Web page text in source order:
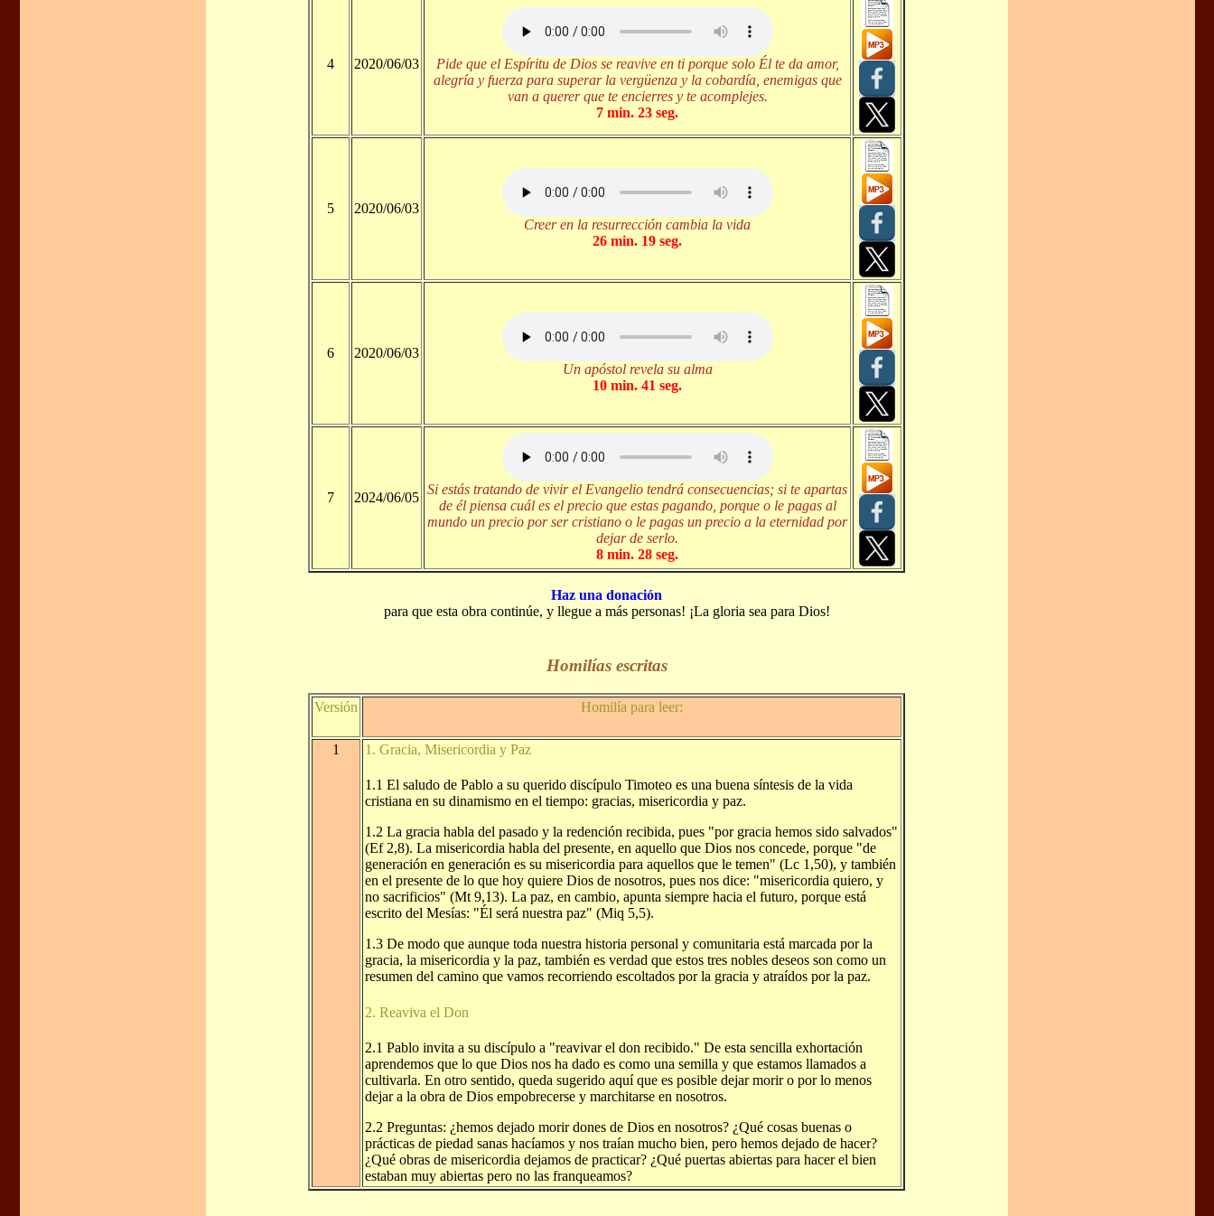
4 2020/06/03
Pide que el Espíritu de Dios se reavive en ti porque solo Él te da amor,
alegría y fuerza para superar la vergüenza y la cobardía, enemigas que
van a querer que te encierres y te acomplejes.
7 min. 23 seg.
5
2020/06/03
Creer en la resurrección cambia la vida
26 min. 19 seg.
6
2020/06/03
Un apóstol revela su alma
10 min. 41 seg.
7 2024/06/05
Si estás tratando de vivir el Evangelio tendrá consecuencias; si te apartas
de él piensa cuál es el precio que estas pagando, porque o le pagas al
mundo un precio por ser cristiano o le pagas un precio a la eternidad por
dejar de serlo.
8 min. 28 seg.
Haz una donación
para que esta obra continúe, y llegue a más personas! ¡La gloria sea para Dios!
Homilías escritas
Versión Homilía para leer:
1 1. Gracia, Misericordia y Paz
1.1 El saludo de Pablo a su querido discípulo Timoteo es una buena síntesis de la vida
cristiana en su dinamismo en el tiempo: gracias, misericordia y paz.
1.2 La gracia habla del pasado y la redención recibida, pues "por gracia hemos sido salvados"
(Ef 2,8). La misericordia habla del presente, en aquello que Dios nos concede, porque "de
generación en generación es su misericordia para aquellos que le temen" (Lc 1,50), y también
en el presente de lo que hoy quiere Dios de nosotros, pues nos dice: "misericordia quiero, y
no sacrificios" (Mt 9,13). La paz, en cambio, apunta siempre hacia el futuro, porque está
escrito del Mesías: "Él será nuestra paz" (Miq 5,5).
1.3 De modo que aunque toda nuestra historia personal y comunitaria está marcada por la
gracia, la misericordia y la paz, también es verdad que estos tres nobles deseos son como un
resumen del camino que vamos recorriendo escoltados por la gracia y atraídos por la paz.
2. Reaviva el Don
2.1 Pablo invita a su discípulo a "reavivar el don recibido." De esta sencilla exhortación
aprendemos que lo que Dios nos ha dado es como una semilla y que estamos llamados a
cultivarla. En otro sentido, queda sugerido aquí que es posible dejar morir o por lo menos
dejar a la obra de Dios empobrecerse y marchitarse en nosotros.
2.2 Preguntas: ¿hemos dejado morir dones de Dios en nosotros? ¿Qué cosas buenas o
prácticas de piedad sanas hacíamos y nos traían mucho bien, pero hemos dejado de hacer?
¿Qué obras de misericordia dejamos de practicar? ¿Qué puertas abiertas para hacer el bien
estaban muy abiertas pero no las franqueamos?